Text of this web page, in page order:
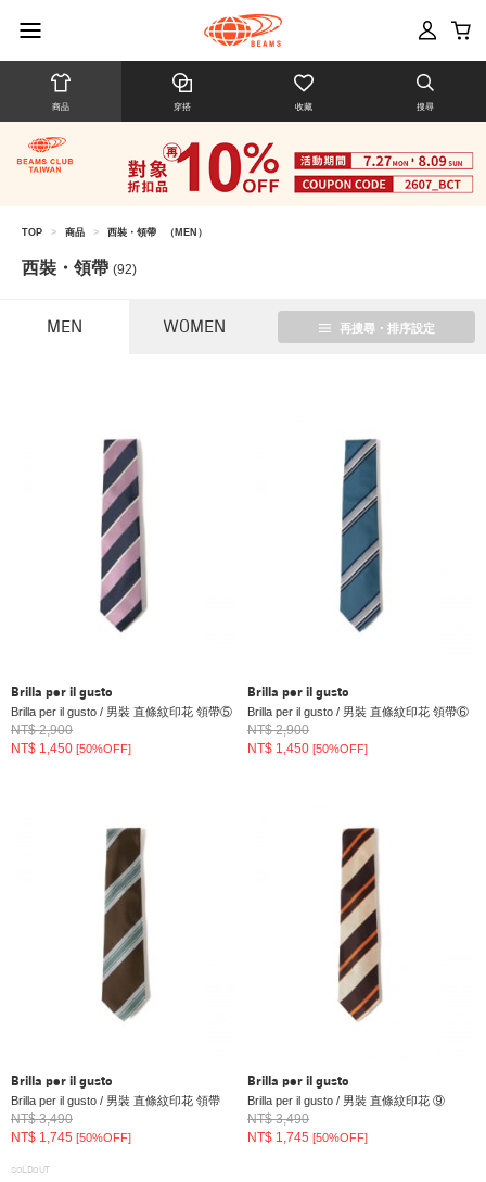
商品 穿搭 收藏 搜尋
TOP > 商品 > 西裝・領帶 （MEN）
西裝・領帶 (92)
MEN WOMEN 再搜尋・排序設定
Brilla per il gusto
Brilla per il gusto / 男裝 直條紋印花 領帶⑤
NT$ 2,900
NT$ 1,450 [50%OFF]
Brilla per il gusto
Brilla per il gusto / 男裝 直條紋印花 領帶⑥
NT$ 2,900
NT$ 1,450[50%OFF]
Brilla per il gusto
Brilla per il gusto / 男裝 直條紋印花 領帶
NT$ 3,490
NT$ 1,745 [50%OFF]
Brilla per il gusto
Brilla per il gusto / 男裝 直條紋印花 ⑨
NT$ 3,490
NT$ 1,745[50%OFF]
SOLDOUT